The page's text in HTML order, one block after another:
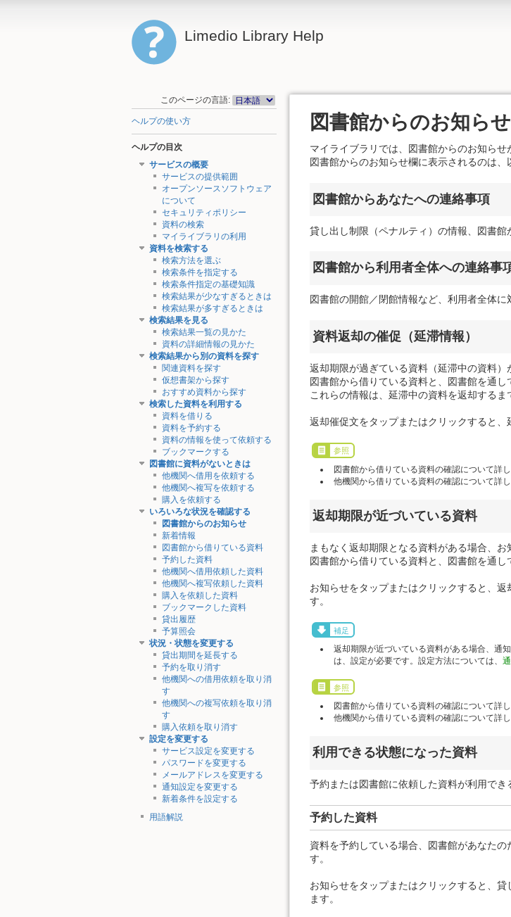
Limedio Library Help
このページの言語:
ヘルプの使い方
ヘルプの目次
サービスの概要
サービスの提供範囲
オープンソースソフトウェア
について
セキュリティポリシー
資料の検索
マイライブラリの利用
資料を検索する
検索方法を選ぶ
検索条件を指定する
検索条件指定の基礎知識
検索結果が少なすぎるときは
検索結果が多すぎるときは
検索結果を見る
検索結果一覧の見かた
資料の詳細情報の見かた
検索結果から別の資料を探す
関連資料を探す
仮想書架から探す
おすすめ資料から探す
検索した資料を利用する
資料を借りる
資料を予約する
資料の情報を使って依頼する
ブックマークする
図書館に資料がないときは
他機関へ借用を依頼する
他機関へ複写を依頼する
購入を依頼する
いろいろな状況を確認する
図書館からのお知らせ
新着情報
図書館から借りている資料
予約した資料
他機関へ借用依頼した資料
他機関へ複写依頼した資料
購入を依頼した資料
ブックマークした資料
貸出履歴
予算照会
状況・状態を変更する
貸出期間を延長する
予約を取り消す
他機関への借用依頼を取り消
す
他機関への複写依頼を取り消
す
購入依頼を取り消す
設定を変更する
サービス設定を変更する
パスワードを変更する
メールアドレスを変更する
通知設定を変更する
新着条件を設定する
用語解説
図書館からのお知らせ
マイライブラリでは、図書館からのお知らせ
図書館からのお知らせ欄に表示されるのは、
図書館からあなたへの連絡事項
貸し出し制限（ペナルティ）の情報、図書館
図書館から利用者全体への連絡事
図書館の開館／閉館情報など、利用者全体に
資料返却の催促（延滞情報）
返却期限が過ぎている資料（延滞中の資料）
図書館から借りている資料と、図書館を通
これらの情報は、延滞中の資料を返却する
返却催促文をタップまたはクリックすると、
参照
図書館から借りている資料の確認について詳し
他機関から借りている資料の確認について詳
返却期限が近づいている資料
まもなく返却期限となる資料がある場合、お
図書館から借りている資料と、図書館を通
お知らせをタップまたはクリックすると、
す。
補足
返却期限が近づいている資料がある場合、通
は、設定が必要です。設定方法については、
参照
図書館から借りている資料の確認について詳し
他機関から借りている資料の確認について詳
利用できる状態になった資料
予約または図書館に依頼した資料が利用でき
予約した資料
資料を予約している場合、図書館があなた
す。
お知らせをタップまたはクリックすると、
ます。